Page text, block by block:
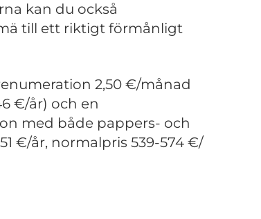
kan du också
till ett riktigt förmånligt
2,50 €/månad
€/år) och en
med både pappers- och
€/år, normalpris 539-574 €/